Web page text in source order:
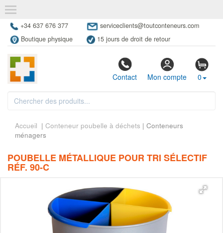
+34 637 676 377
serviceclients@toutconteneurs.com
Boutique physique
15 jours de droit de retour
Contact Mon compte 0
Accueil | Conteneur poubelle à déchets | Conteneurs
ménagers
POUBELLE MÉTALLIQUE POUR TRI SÉLECTIF
RÉF. 90-C